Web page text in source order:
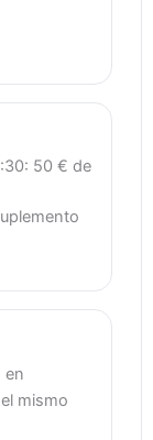
50 € de
en
mismo